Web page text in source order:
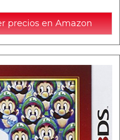
precios en Amazon